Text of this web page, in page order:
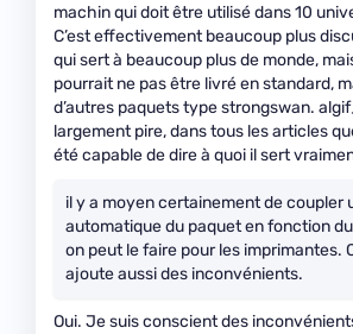
machin qui doit être utilisé dans 10
C’est effectivement beaucoup plus
qui sert à beaucoup plus de monde,
pourrait ne pas être livré en standard,
d’autres paquets type strongswan.
largement pire, dans tous les articles
été capable de dire à quoi il sert
il y a moyen certainement de coupler
automatique du paquet en fonction
on peut le faire pour les imprimantes.
ajoute aussi des inconvénients.
Oui. Je suis conscient des